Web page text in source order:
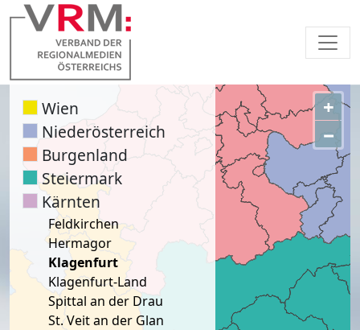
+
−
Wien
Niederösterreich
Burgenland
Steiermark
Kärnten
Feldkirchen
Hermagor
Klagenfurt
Klagenfurt-Land
Spittal an der Drau
St. Veit an der Glan